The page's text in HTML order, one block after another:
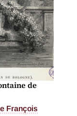
de
François